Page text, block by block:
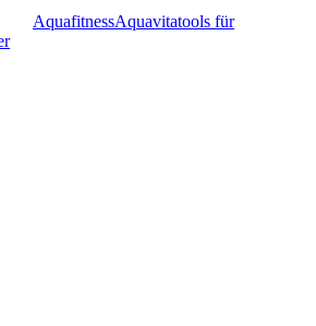
AquafitnessAquavitatools für